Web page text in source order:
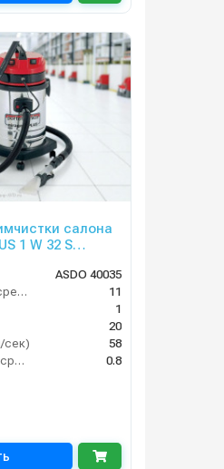
салона
1 W 32 S
ASDO 40035
Бак для моющих средств
11
1
20
сек)
58
Расход моющего средства
0.8